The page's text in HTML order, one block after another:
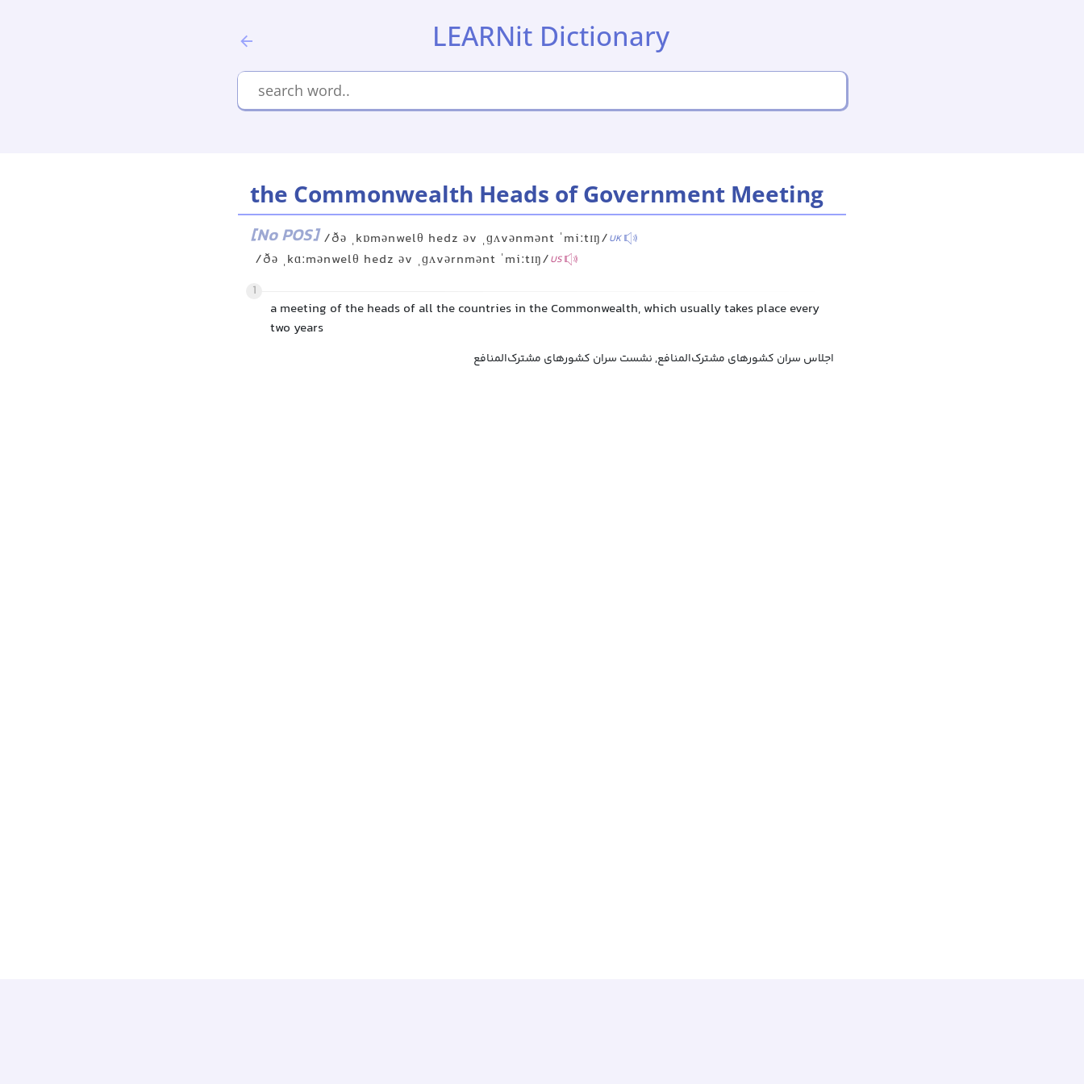
LEARNit Dictionary
the Commonwealth Heads of Government Meeting
[No POS] /ðə ˌkɒmənwelθ hedz əv ˌɡʌvənmənt ˈmiːtɪŋ/UK
/ðə ˌkɑːmənwelθ hedz əv ˌɡʌvərnmənt ˈmiːtɪŋ/US
1
a meeting of the heads of all the countries in the Commonwealth, which usually takes place every
two years
اجلاس سران کشورهای مشترک‌المنافع, نشست سران کشورهای مشترک‌المنافع